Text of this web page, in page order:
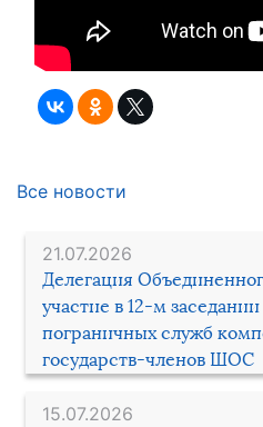
21.07.2026
Делегация
участие в 12-м
пограничных служб
государств-членов ШОС
15.07.2026
Все новости